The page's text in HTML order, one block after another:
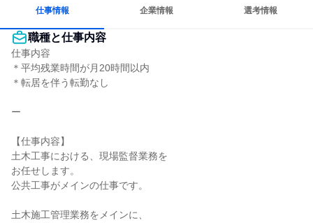
仕事情報 企業情報 選考情報
職種と仕事内容
仕事内容
＊平均残業時間が月20時間以内
＊転居を伴う転勤なし
ー
【仕事内容】
土木工事における、現場監督業務を
お任せします。
公共工事がメインの仕事です。
土木施工管理業務をメインに、